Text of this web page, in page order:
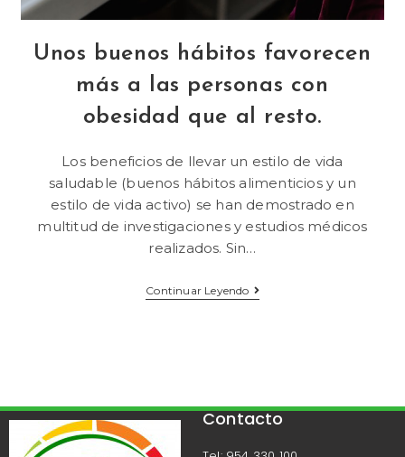
Unos buenos hábitos favorecen
más a las personas con
obesidad que al resto.
Los beneficios de llevar un estilo de vida
saludable (buenos hábitos alimenticios y un
estilo de vida activo) se han demostrado en
multitud de investigaciones y estudios médicos
realizados. Sin…
Continuar Leyendo
Contacto